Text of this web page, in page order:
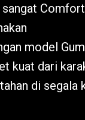
model
kuat dari
di segala